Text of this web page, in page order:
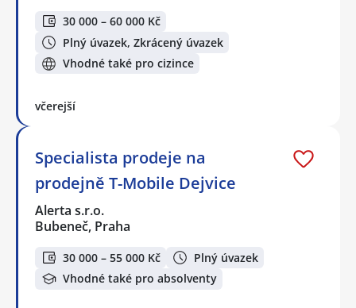
30 000 – 60 000 Kč
Plný úvazek, Zkrácený úvazek
Vhodné také pro cizince
včerejší
Specialista prodeje na
prodejně T-Mobile Dejvice
Alerta s.r.o.
Bubeneč, Praha
30 000 – 55 000 Kč
Plný úvazek
Vhodné také pro absolventy